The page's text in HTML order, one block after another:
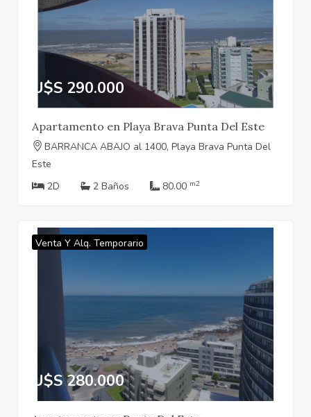
U$S 290.000
Apartamento en Playa Brava Punta Del Este
BARRANCA ABAJO al 1400, Playa Brava Punta Del
Este
2D
2 Baños 80.00 m2
Venta Y Alq. Temporario
U$S 280.000